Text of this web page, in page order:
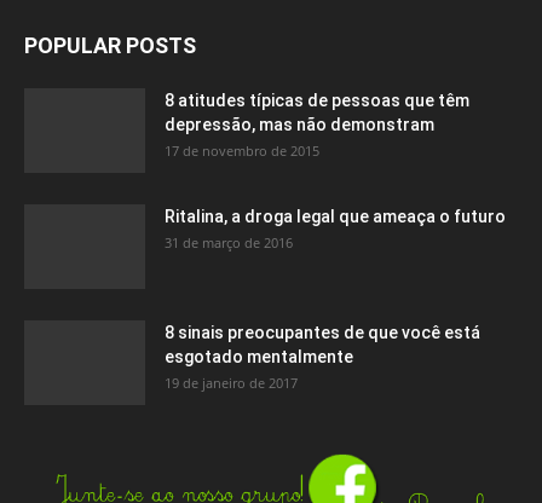
POPULAR POSTS
8 atitudes típicas de pessoas que têm
depressão, mas não demonstram
17 de novembro de 2015
Ritalina, a droga legal que ameaça o futuro
31 de março de 2016
8 sinais preocupantes de que você está
esgotado mentalmente
19 de janeiro de 2017